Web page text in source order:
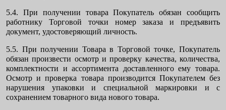
5.4. При получении товара Покупатель обязан сообщить
работнику Торговой точки номер заказа и предъявить
документ, удостоверяющий личность.
5.5. При получении Товара в Торговой точке, Покупатель
обязан произвести осмотр и проверку качества, количества,
комплектности и ассортимента доставленного ему товара.
Осмотр и проверка товара производится Покупателем без
нарушения упаковки и специальной маркировки и с
сохранением товарного вида нового товара.